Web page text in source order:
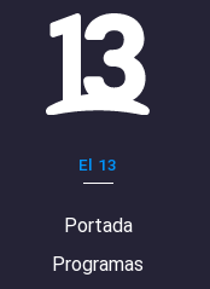
El 13
Portada
Programas